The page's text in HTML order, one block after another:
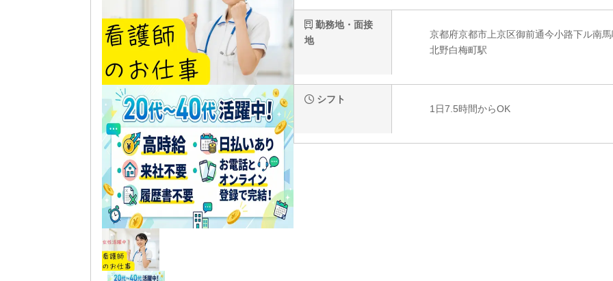
勤務地・面接
地
京都府京都市上京区御前通今小路下ル南
北野白梅町駅
シフト
1日7.5時間からOK